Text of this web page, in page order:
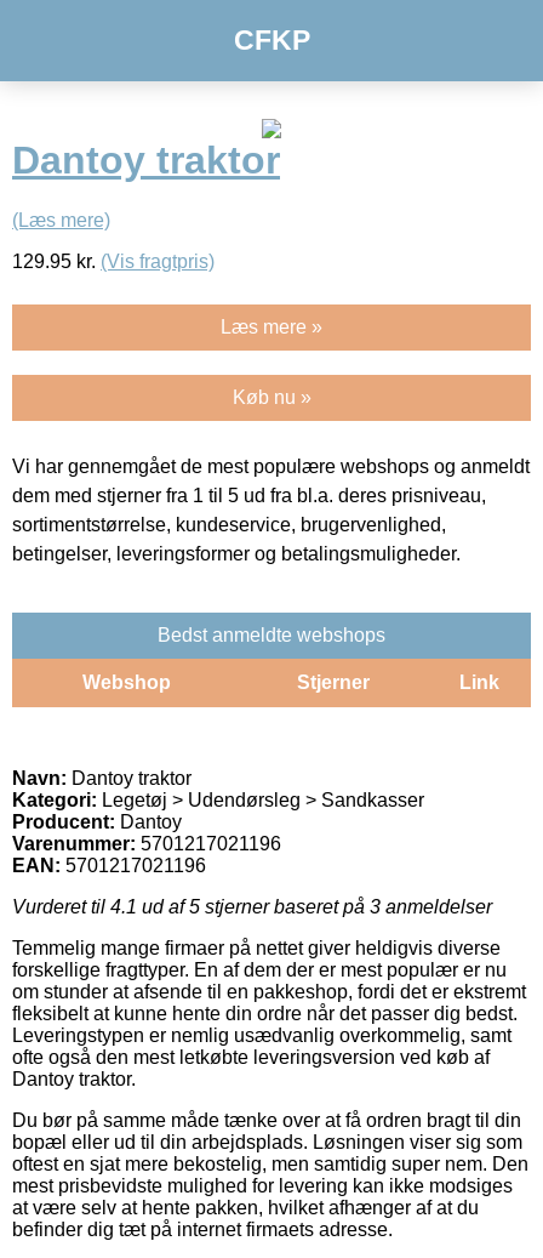
CFKP
Dantoy traktor
(Læs mere)
129.95 kr. (Vis fragtpris)
Læs mere »
Køb nu »
Vi har gennemgået de mest populære webshops og anmeldt
dem med stjerner fra 1 til 5 ud fra bl.a. deres prisniveau,
sortimentstørrelse, kundeservice, brugervenlighed,
betingelser, leveringsformer og betalingsmuligheder.
Bedst anmeldte webshops
Webshop Stjerner Link
Navn: Dantoy traktor
Kategori: Legetøj > Udendørsleg > Sandkasser
Producent: Dantoy
Varenummer: 5701217021196
EAN: 5701217021196
Vurderet til 4.1 ud af 5 stjerner baseret på 3 anmeldelser
Temmelig mange firmaer på nettet giver heldigvis diverse
forskellige fragttyper. En af dem der er mest populær er nu
om stunder at afsende til en pakkeshop, fordi det er ekstremt
fleksibelt at kunne hente din ordre når det passer dig bedst.
Leveringstypen er nemlig usædvanlig overkommelig, samt
ofte også den mest letkøbte leveringsversion ved køb af
Dantoy traktor.
Du bør på samme måde tænke over at få ordren bragt til din
bopæl eller ud til din arbejdsplads. Løsningen viser sig som
oftest en sjat mere bekostelig, men samtidig super nem. Den
mest prisbevidste mulighed for levering kan ikke modsiges
at være selv at hente pakken, hvilket afhænger af at du
befinder dig tæt på internet firmaets adresse.